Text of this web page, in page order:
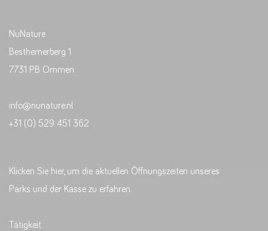
NuNature
Besthemerberg 1
7731 PB Ommen
info@nunature.nl
+31 (0) 529 451 362
Klicken Sie hier, um die aktuellen Öffnungszeiten unseres
Parks und der Kasse zu erfahren.
Tätigkeit